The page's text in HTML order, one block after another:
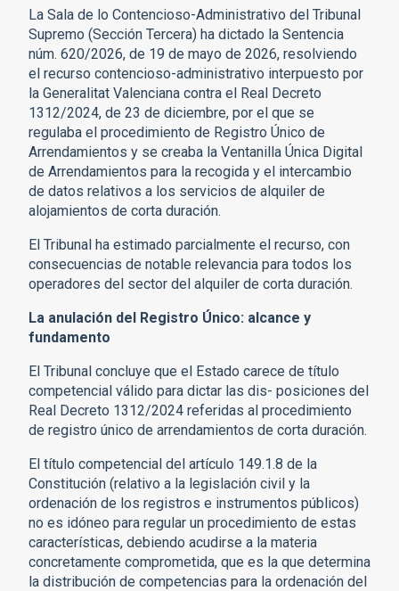
La Sala de lo Contencioso-Administrativo del Tribunal
Supremo (Sección Tercera) ha dictado la Sentencia
núm. 620/2026, de 19 de mayo de 2026, resolviendo
el recurso contencioso-administrativo interpuesto por
la Generalitat Valenciana contra el Real Decreto
1312/2024, de 23 de diciembre, por el que se
regulaba el procedimiento de Registro Único de
Arrendamientos y se creaba la Ventanilla Única Digital
de Arrendamientos para la recogida y el intercambio
de datos relativos a los servicios de alquiler de
alojamientos de corta duración.
El Tribunal ha estimado parcialmente el recurso, con
consecuencias de notable relevancia para todos los
operadores del sector del alquiler de corta duración.
La anulación del Registro Único: alcance y
fundamento
El Tribunal concluye que el Estado carece de título
competencial válido para dictar las dis- posiciones del
Real Decreto 1312/2024 referidas al procedimiento
de registro único de arrendamientos de corta duración.
El título competencial del artículo 149.1.8 de la
Constitución (relativo a la legislación civil y la
ordenación de los registros e instrumentos públicos)
no es idóneo para regular un procedimiento de estas
características, debiendo acudirse a la materia
concretamente comprometida, que es la que determina
la distribución de competencias para la ordenación del